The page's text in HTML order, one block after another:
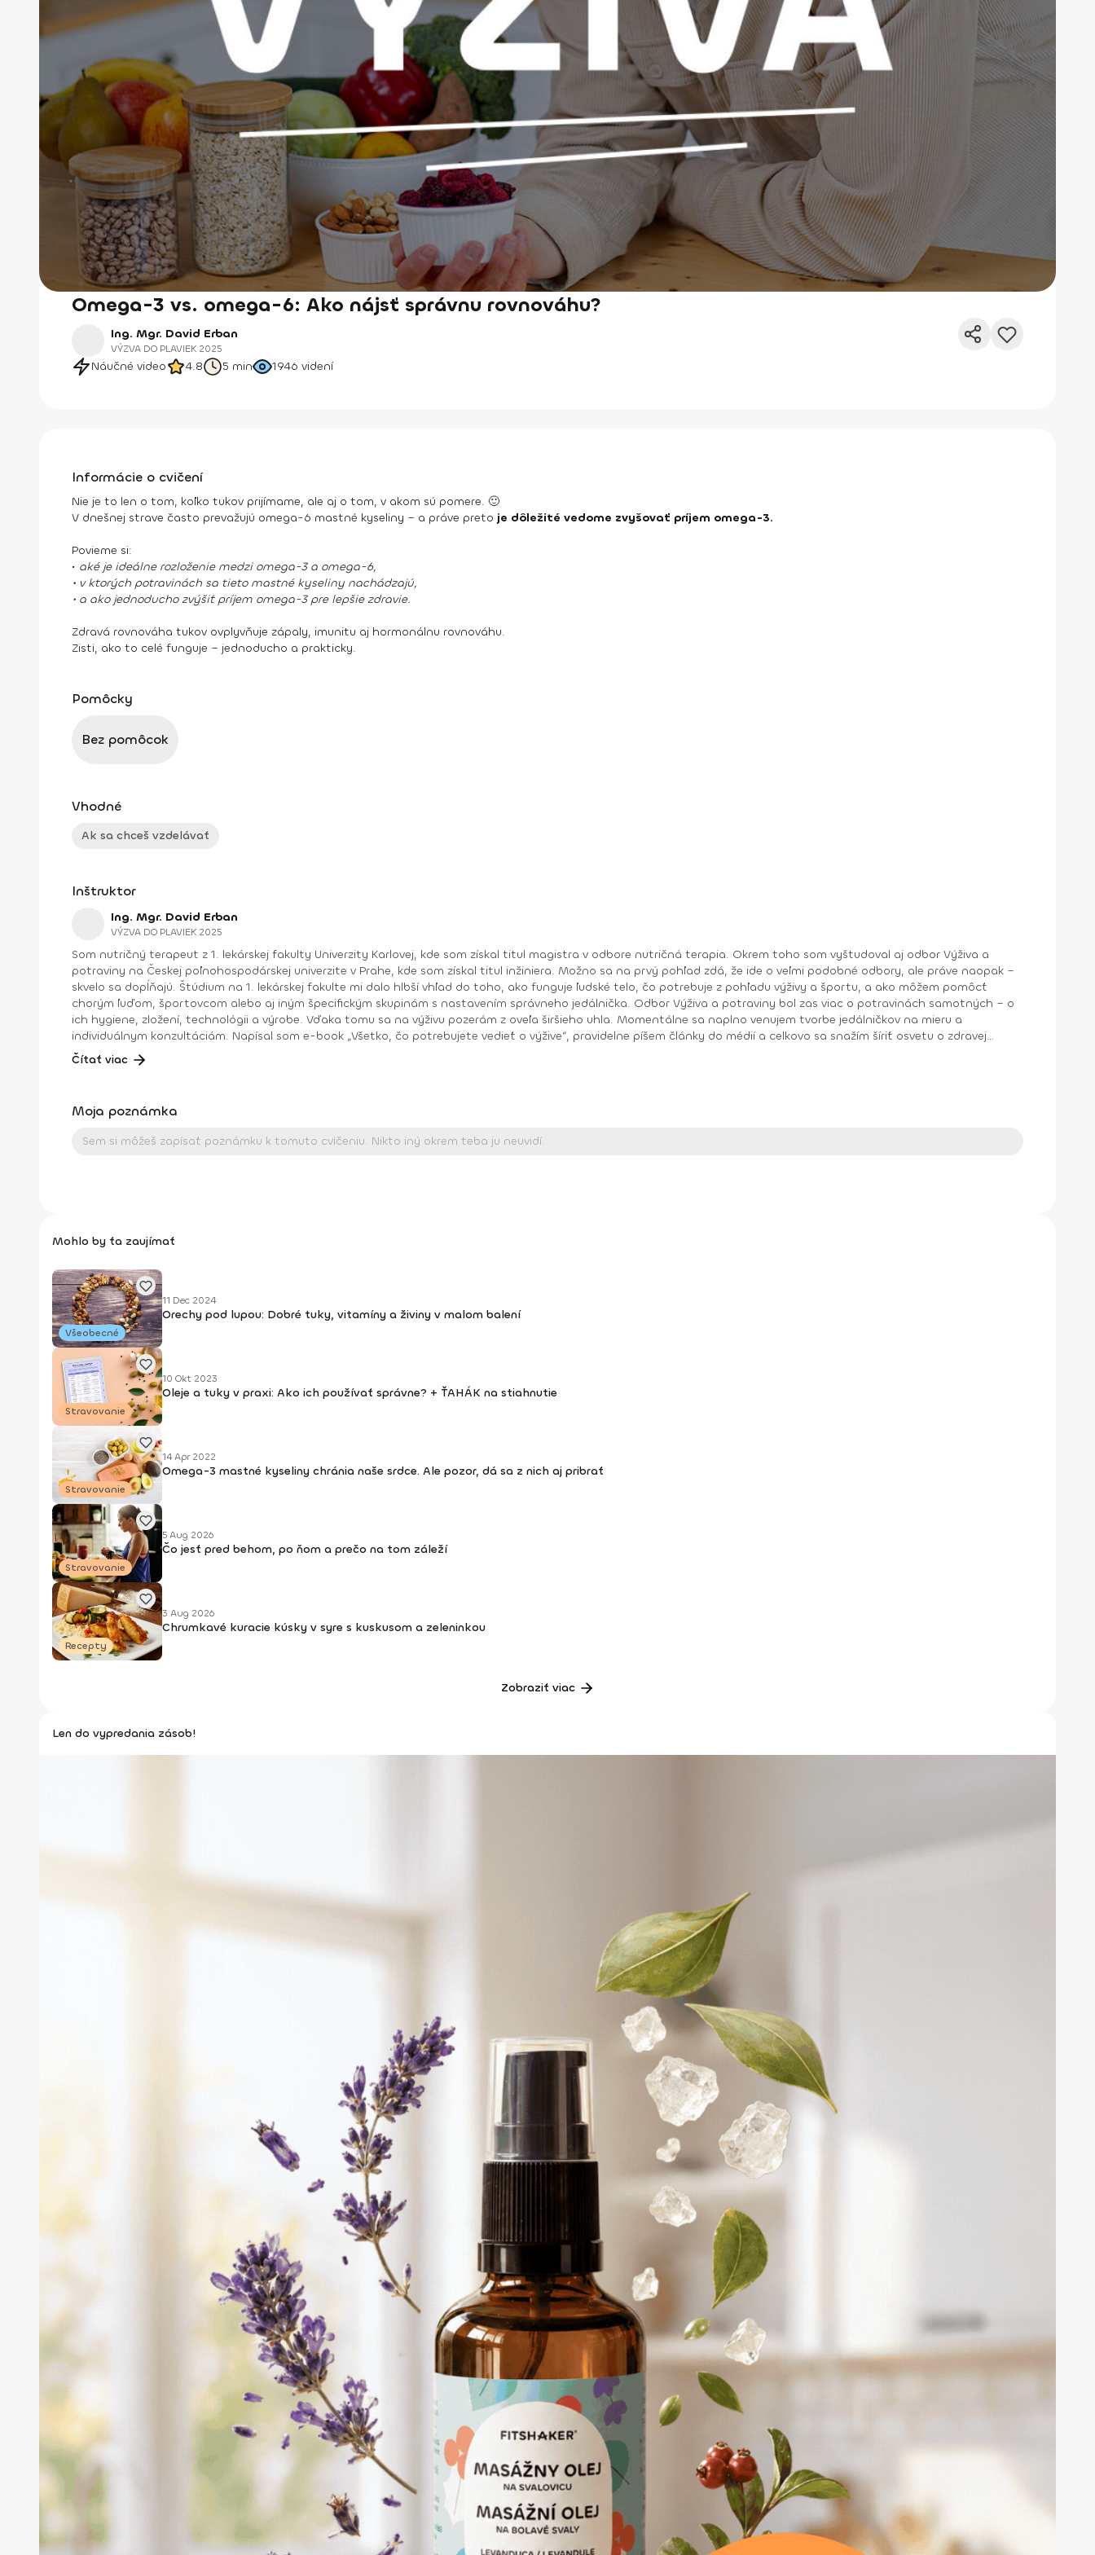
Omega-3 vs. omega-6: Ako nájsť správnu rovnováhu?
Ing. Mgr. David Erban
VÝZVA DO PLAVIEK 2025
Náučné video 4.8 5 min 1946 videní
Informácie o cvičení
Nie je to len o tom, koľko tukov prijímame, ale aj o tom, v akom sú pomere. 🙂
V dnešnej strave často prevažujú omega-6 mastné kyseliny – a práve preto je dôležité vedome zvyšovať príjem omega-3.
Povieme si:
• aké je ideálne rozloženie medzi omega-3 a omega-6,
• v ktorých potravinách sa tieto mastné kyseliny nachádzajú,
• a ako jednoducho zvýšiť príjem omega-3 pre lepšie zdravie.
Zdravá rovnováha tukov ovplyvňuje zápaly, imunitu aj hormonálnu rovnováhu.
Zisti, ako to celé funguje – jednoducho a prakticky.
Pomôcky
Bez pomôcok
Vhodné
Ak sa chceš vzdelávať
Inštruktor
Ing. Mgr. David Erban
VÝZVA DO PLAVIEK 2025
Som nutričný terapeut z 1. lekárskej fakulty Univerzity Karlovej, kde som získal titul magistra v odbore nutričná terapia. Okrem toho som vyštudoval aj odbor Výživa a
potraviny na Českej poľnohospodárskej univerzite v Prahe, kde som získal titul inžiniera. Možno sa na prvý pohľad zdá, že ide o veľmi podobné odbory, ale práve naopak –
skvelo sa dopĺňajú. Štúdium na 1. lekárskej fakulte mi dalo hlbší vhľad do toho, ako funguje ľudské telo, čo potrebuje z pohľadu výživy a športu, a ako môžem pomôcť
chorým ľuďom, športovcom alebo aj iným špecifickým skupinám s nastavením správneho jedálnička. Odbor Výživa a potraviny bol zas viac o potravinách samotných – o
ich hygiene, zložení, technológii a výrobe. Vďaka tomu sa na výživu pozerám z oveľa širšieho uhla. Momentálne sa naplno venujem tvorbe jedálničkov na mieru a
individuálnym konzultáciám. Napísal som e-book „Všetko, čo potrebujete vedieť o výžive“, pravidelne píšem články do médií a celkovo sa snažím šíriť osvetu o zdravej
strave a životnom štýle. Veľmi ma baví aj prednášanie – spolu s kolegyňou Ing. Mgr. Šárkou Knížkovou organizujeme celodenné certifikované kurzy, no prednášam aj na
rôznych konferenciách či vo firmách. Na Instagrame ma nájdeš ako @ten_nutricni, kde sa snažím o výžive hovoriť jednoducho, zrozumiteľne a zároveň zábavne. A ak máš
Čítať viac
Moja poznámka
Mohlo by ťa zaujímať
Všeobecné
11 Dec 2024
Orechy pod lupou: Dobré tuky, vitamíny a živiny v malom balení
Stravovanie
10 Okt 2023
Oleje a tuky v praxi: Ako ich používať správne? + ŤAHÁK na stiahnutie
Stravovanie
14 Apr 2022
Omega-3 mastné kyseliny chránia naše srdce. Ale pozor, dá sa z nich aj pribrať
Stravovanie
5 Aug 2026
Čo jesť pred behom, po ňom a prečo na tom záleží
Recepty
3 Aug 2026
Chrumkavé kuracie kúsky v syre s kuskusom a zeleninkou
Zobraziť viac
Len do vypredania zásob!